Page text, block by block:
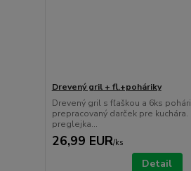
Drevený gril + fl.+poháriky
Drevený gril s fľaškou a 6ks
prepracovaný darček pre
preglejka...
26,99 EUR/ks
Detail